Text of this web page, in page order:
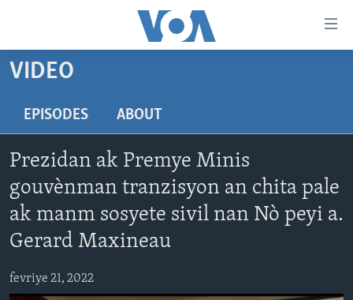
Skip
content
to
main
Navigation
Skip
to
LÈZETAZINI
ENTÈNASYONAL
VIDEO
FLASHPOINT IKRÈN
Learning English
VIDEO
EPISODES ABOUT
Prezidan ak Premye Minis
gouvènman tranzisyon an chita pale
ak manm sosyete sivil nan Nò peyi a.
Gerard Maxineau
fevriye 21, 2022